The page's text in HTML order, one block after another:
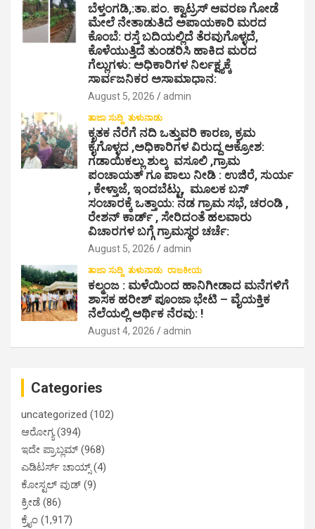
ಬೆಳ್ತಂಗಡಿ,:ತಾ.ಪಂ‌. ಕ್ವಾಟ್ರಸ್ ಆವರಣ ಗೋಡೆ
ಮೇಲೆ ನೇತಾಡುತಿದೆ ಅಪಾಯಕಾರಿ ಮರದ
ಕೊಂಬೆ: ರಸ್ತೆ ಬದಿಯಲ್ಲಿದೆ ತೆರವುಗೊಳ್ಳದೆ,
ಕೊಳೆಯುತ್ತಿದೆ ತುಂಡರಿಸಿ ಹಾಕಿದ ಮರದ
ಗೆಲ್ಲುಗಳು: ಅಧಿಕಾರಿಗಳ ನಿರ್ಲಕ್ಷ್ಯಕ್ಕೆ
ಸಾರ್ವಜನಿಕರ ಅಸಾಮಾಧಾನ:
August 5, 2026 admin
ತಾಜಾ ಸುದ್ದಿ ತುಳುನಾಡು
ಕೃತಕ ನೆರೆಗೆ ನದಿ ಒತ್ತುವರಿ ಕಾರಣ, ಕ್ರಮ
ಕೈಗೊಳ್ಳದ ,ಅಧಿಕಾರಿಗಳ ವಿರುದ್ದ ಆಕ್ರೋಶ:
ಗಡಾಯಿಕಲ್ಲು ಶುಲ್ಕ ವಸೂಲಿ ,ಗ್ರಾಮ
ಪಂಚಾಯತ್ ಗೂ ಪಾಲು ನೀಡಿ : ಉಜಿರೆ, ಸುರ್ಯ
, ಕೇಳ್ತಾಜೆ, ಇಂದಬೆಟ್ಟು, ಮೂಲಕ ಬಸ್
ಸಂಚಾರಕ್ಕೆ ಒತ್ತಾಯ: ನಡ ಗ್ರಾಮ ಸಭೆ, ಚರಂಡಿ ,
ರೇಶನ್ ಕಾರ್ಡ್ , ಸೇರಿದಂತೆ ಹಲವಾರು
ವಿಚಾರಗಳ ಬಗ್ಗೆ ಗ್ರಾಮಸ್ಥರ ಚರ್ಚೆ:
August 5, 2026 admin
ತಾಜಾ ಸುದ್ದಿ ತುಳುನಾಡು ರಾಜಕೀಯ
ಕಲ್ಮಂಜ : ಮಳೆಯಿಂದ ಹಾನಿಗೀಡಾದ ಮನೆಗಳಿಗೆ
ಶಾಸಕ ಹರೀಶ್ ಪೂಂಜಾ ಭೇಟಿ – ವೈಯಕ್ತಿಕ
ನೆಲೆಯಲ್ಲಿ ಆರ್ಥಿಕ‌ ನೆರವು: !
August 4, 2026 admin
Categories
uncategorized (102)
ಆರೋಗ್ಯ(394)
ಇದೇ ಪ್ರಾಬ್ಲಮ್ (968)
ಎಡಿಟರ್ಸ್ ಚಾಯ್ಸ್(4)
ಕೋಸ್ಟಲ್ ವುಡ್ (9)
ಕ್ರೀಡೆ (86)
ಕ್ರೈಂ (1,917)